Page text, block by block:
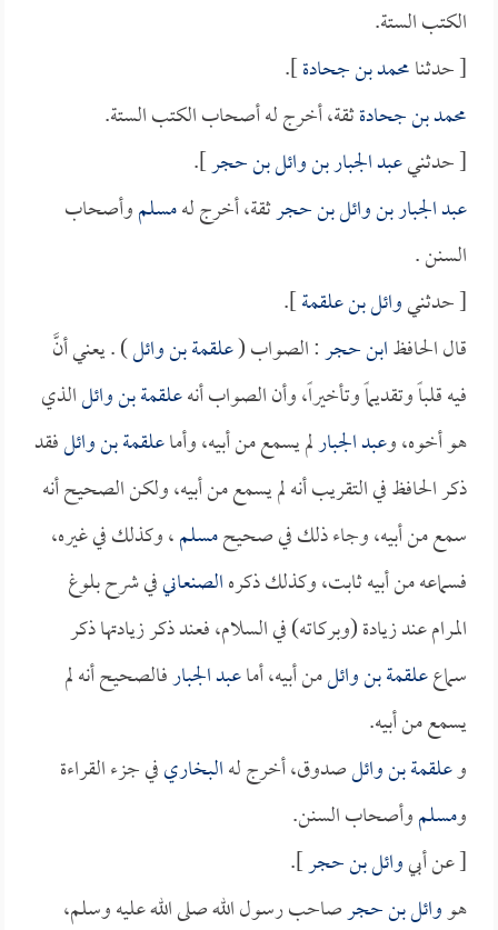
الكتب الستة.
[ حدثنامحمد بن جحادة].
محمد بن جحادةثقة، أخرج له أصحاب الكتب الستة.
[ حدثنيعبد الجبار بن وائل بن حجر].
عبد الجبار بن وائل بن حجرثقة، أخرج لهمسلموأصحاب
السنن .
[ حدثنيوائل بن علقمة].
قال الحافظابن حجر: الصواب (علقمة بن وائل) . يعني أنَّ
فيه قلباً وتقديماً وتأخيراً، وأن الصواب أنهعلقمة بن وائلالذي
هو أخوه، وعبد الجبارلم يسمع من أبيه، وأماعلقمة بن وائلفقد
ذكر الحافظ في التقريب أنه لم يسمع من أبيه، ولكن الصحيح أنه
سمع من أبيه، وجاء ذلك في صحيحمسلم، وكذلك في غيره،
فسماعه من أبيه ثابت، وكذلك ذكرهالصنعانيفي شرح بلوغ
المرام عند زيادة (وبركاته) في السلام، فعند ذكر زيادتها ذكر
سماععلقمة بن وائلمن أبيه، أماعبد الجبارفالصحيح أنه لم
يسمع من أبيه.
وعلقمة بن وائلصدوق، أخرج لهالبخاريفي جزء القراءة
ومسلموأصحاب السنن.
[ عن أبيوائل بن حجر].
هووائل بن حجرصاحب رسول الله صلى الله عليه وسلم،